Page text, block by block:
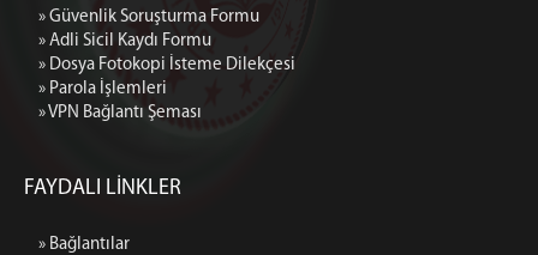
» Güvenlik Soruşturma Formu
» Adli Sicil Kaydı Formu
» Dosya Fotokopi İsteme Dilekçesi
» Parola İşlemleri
» VPN Bağlantı Şeması
FAYDALI LİNKLER
» Bağlantılar